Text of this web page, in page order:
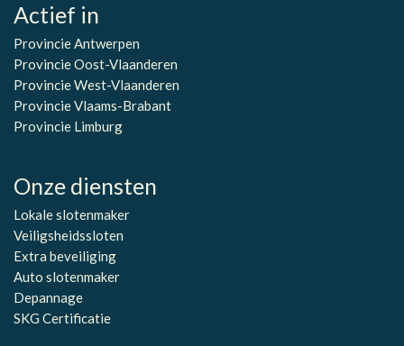
Actief in
Provincie Antwerpen
Provincie Oost-Vlaanderen
Provincie West-Vlaanderen
Provincie Vlaams-Brabant
Provincie Limburg
Onze diensten
Lokale slotenmaker
Veiligsheidssloten
Extra beveiliging
Auto slotenmaker
Depannage
SKG Certificatie